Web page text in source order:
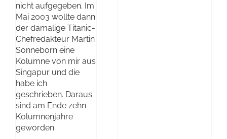
nicht aufgegeben. Im
Mai 2003 wollte dann
der damalige Titanic-
Chefredakteur Martin
Sonneborn eine
Kolumne von mir aus
Singapur und die
habe ich
geschrieben. Daraus
sind am Ende zehn
Kolumnenjahre
geworden.